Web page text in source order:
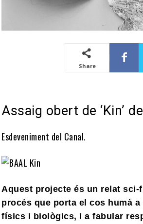
Share
Assaig obert de ‘Kin’
Esdeveniment del Canal.
Aquest projecte és un relat sci-
procés que porta el cos humà
físics i biològics, i a fabular